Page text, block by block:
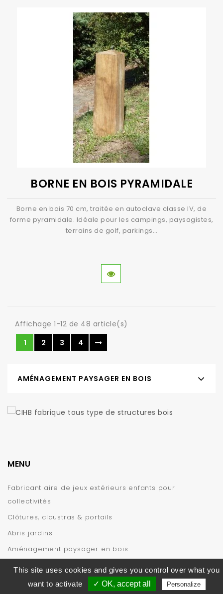
BORNE EN BOIS PYRAMIDALE
Borne en bois 70 cm, traitée en autoclave classe IV, de
forme pyramidale. Idéale pour les campings, paysagistes,
terrains de golf, parkings…
Affichage 1-12 de 48 article(s)
1
2 3 4
AMÉNAGEMENT PAYSAGER EN BOIS
MENU
Fabricant aire de jeux extérieurs enfants pour
collectivités
Clôtures, claustras & portails
Abris jardins
Aménagement paysager en bois
INFORMATIONS
This site uses cookies and gives you control over what you
want to activate
✓ OK, accept all Personalize